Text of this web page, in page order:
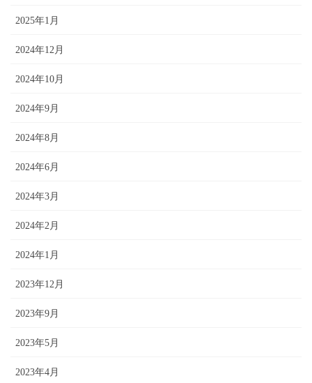
2025年1月
2024年12月
2024年10月
2024年9月
2024年8月
2024年6月
2024年3月
2024年2月
2024年1月
2023年12月
2023年9月
2023年5月
2023年4月